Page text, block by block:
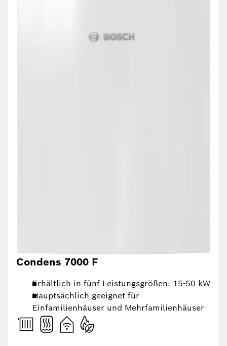
Condens 7000 F
Erhältlich in fünf Leistungsgrößen: 15-50 kW
Hauptsächlich geeignet für
Einfamilienhäuser und Mehrfamilienhäuser